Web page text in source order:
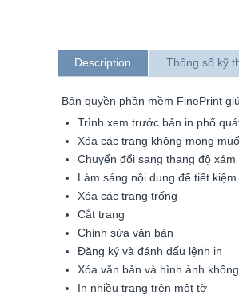
Description Thông số kỹ
Bản quyền phần mềm FinePrint
Trình xem trước bản in phổ
Xóa các trang không mong
Chuyển đổi sang thang độ xám
Làm sáng nội dung để tiết
Xóa các trang trống
Cắt trang
Chỉnh sửa văn bản
Đăng ký và đánh dấu lệnh in
Xóa văn bản và hình ảnh
In nhiều trang trên một tờ